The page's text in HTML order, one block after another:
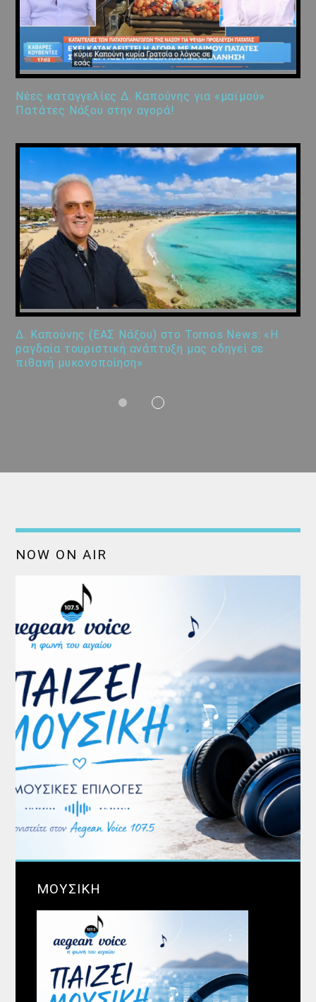
Νέες καταγγελίες Δ. Καπούνης για «μαϊμού»
Πατάτες Νάξου στην αγορά!
Δ. Καπούνης (ΕΑΣ Νάξου) στο Tornos News: «Η
ραγδαία τουριστική ανάπτυξη μας οδηγεί σε
πιθανή μυκονοποίηση»
NOW ON AIR
ΜΟΥΣΙΚΗ